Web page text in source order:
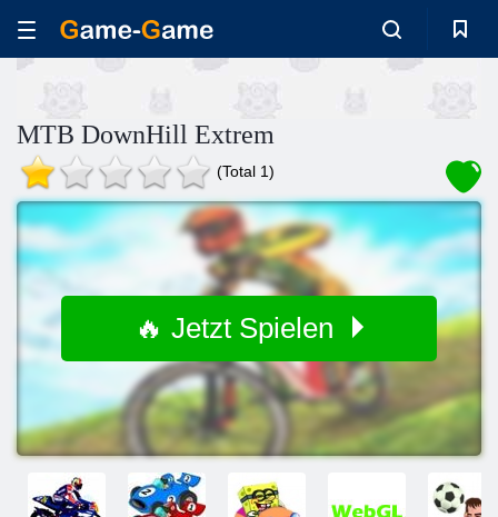
MTB DownHill Extrem
(Total 1)
🔥 Jetzt Spielen